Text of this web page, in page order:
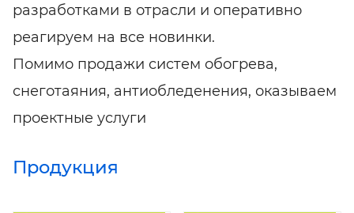
разработками в отрасли и оперативно
реагируем на все новинки.
Помимо продажи систем обогрева,
снеготаяния, антиобледенения, оказываем
проектные услуги
Продукция